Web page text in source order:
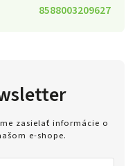
8588003209627
zasielať informácie o
e-shope.